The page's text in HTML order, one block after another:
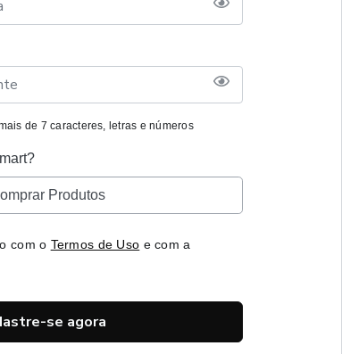
de 7 caracteres, letras e números
Produtos
com o Termos de Uso e com a
se agora